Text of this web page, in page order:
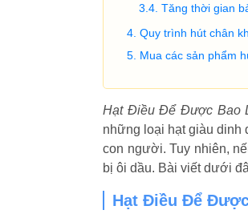
Tăng thời gian
Quy trình hút chân
Mua các sản phẩm
Hạt Điều Để Được Bao
những loại hạt giàu dinh
con người. Tuy nhiên,
bị ôi dầu. Bài viết dưới
Hạt Điều Để